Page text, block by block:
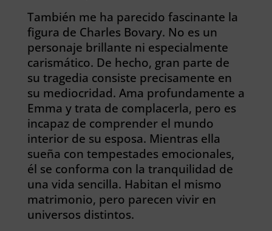
También me ha parecido fascinante la
figura de Charles Bovary. No es un
personaje brillante ni especialmente
carismático. De hecho, gran parte de
su tragedia consiste precisamente en
su mediocridad. Ama profundamente a
Emma y trata de complacerla, pero es
incapaz de comprender el mundo
interior de su esposa. Mientras ella
sueña con tempestades emocionales,
él se conforma con la tranquilidad de
una vida sencilla. Habitan el mismo
matrimonio, pero parecen vivir en
universos distintos.